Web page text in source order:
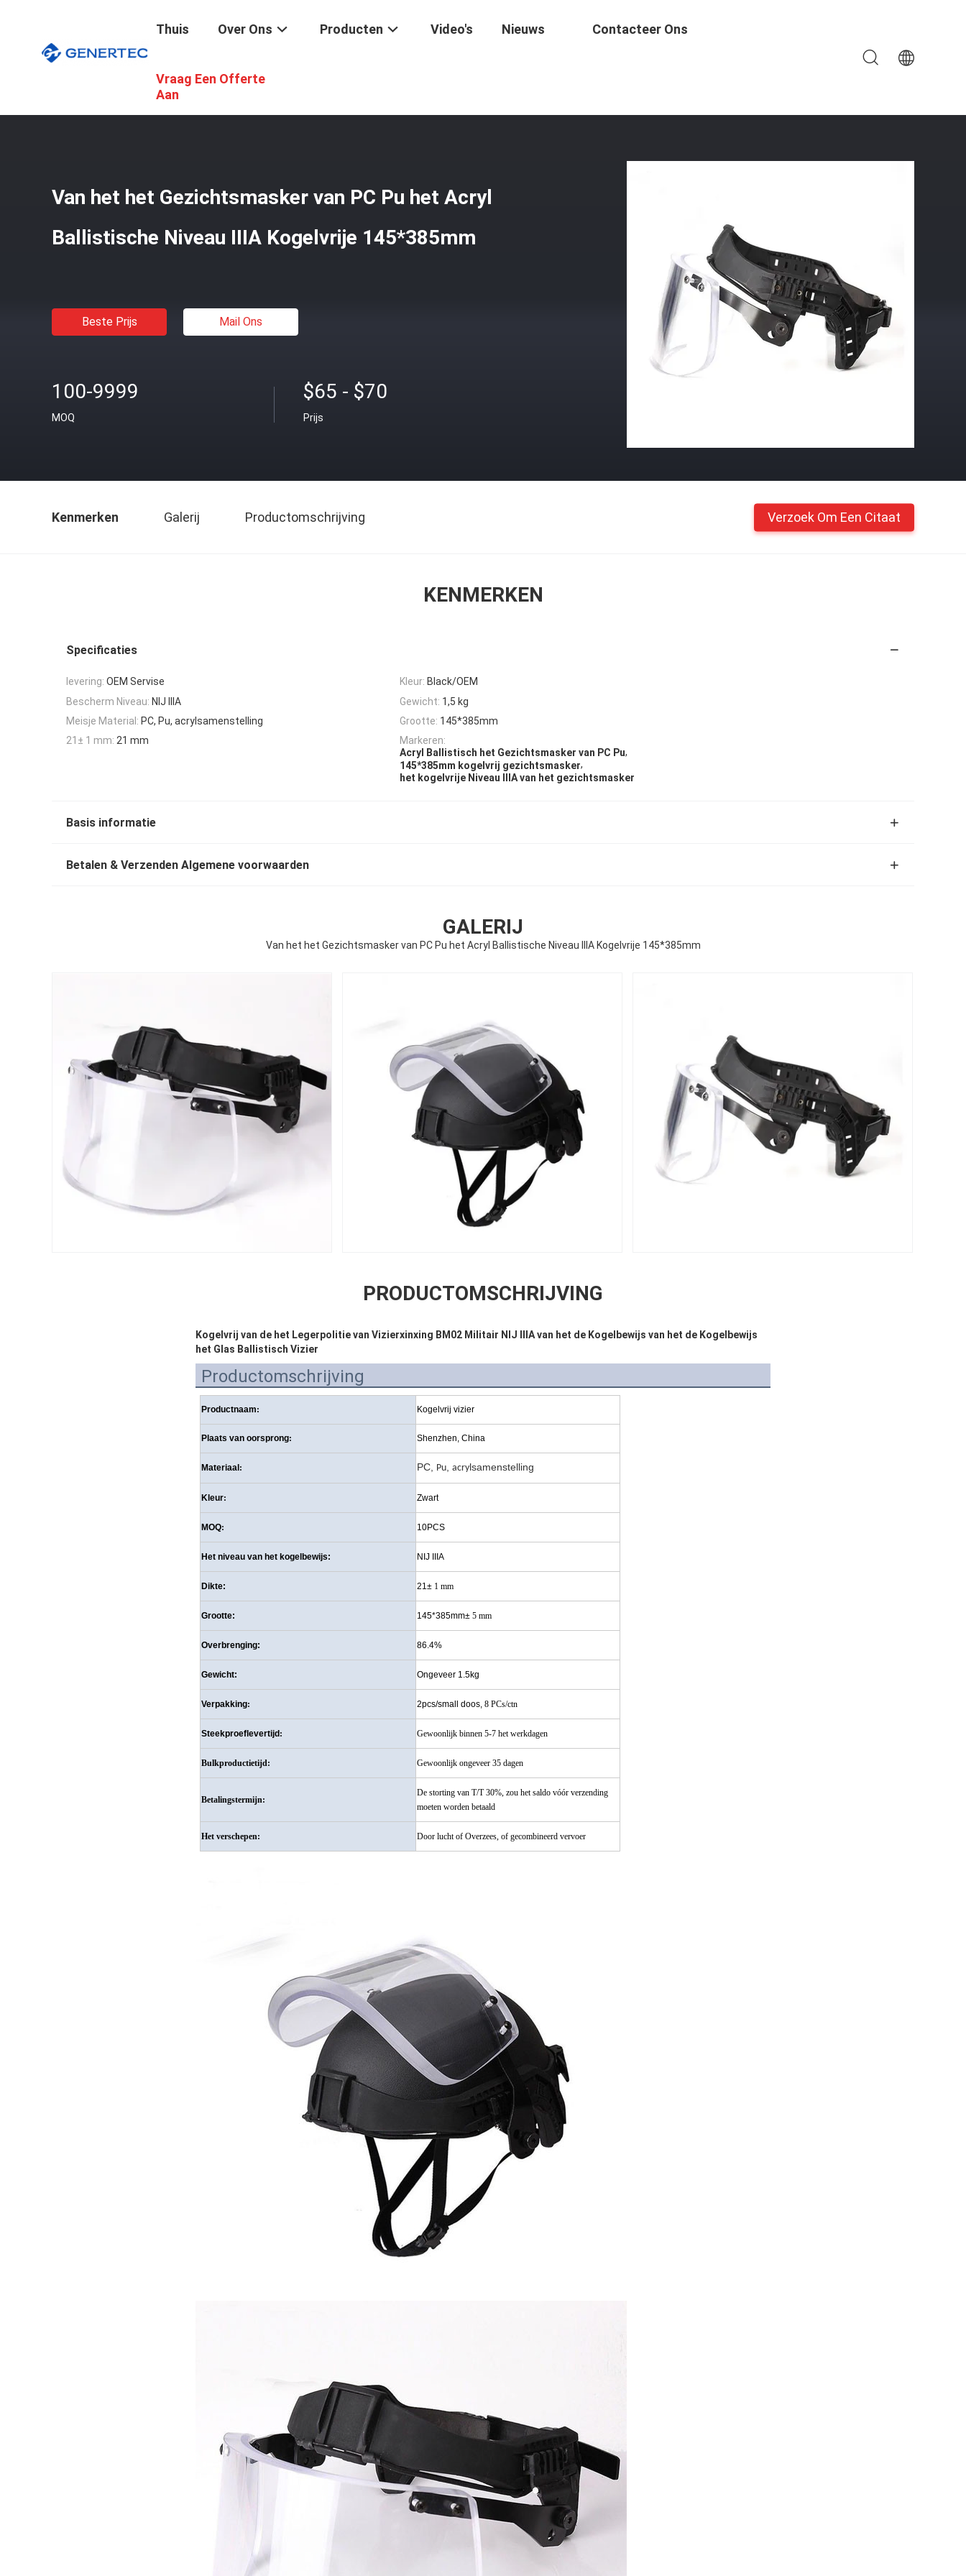
Thuis Over Ons Producten Video's Nieuws Contacteer Ons
Vraag Een Offerte
Aan
Kogelvrij Materiaal / Van Het Het Gezichtsmasker Van PC Pu Het Acryl Ballistische Niveau IIIA Kogelvrije 145*385mm
Van het het Gezichtsmasker van PC Pu het Acryl
Ballistische Niveau IIIA Kogelvrije 145*385mm
Beste Prijs Mail Ons
100-9999
MOQ
$65 - $70
Prijs
Kenmerken Galerij Productomschrijving Verzoek Om Een Citaat
KENMERKEN
Specificaties
levering: OEM Servise Kleur: Black/OEM
Bescherm Niveau: NIJ IIIA Gewicht: 1,5 kg
Meisje Material: PC, Pu, acrylsamenstelling Grootte: 145*385mm
21± 1 mm: 21 mm
Markeren:
Acryl Ballistisch het Gezichtsmasker van PC Pu,
145*385mm kogelvrij gezichtsmasker,
het kogelvrije Niveau IIIA van het gezichtsmasker
Basis informatie
Betalen & Verzenden Algemene voorwaarden
GALERIJ
Van het het Gezichtsmasker van PC Pu het Acryl Ballistische Niveau IIIA Kogelvrije 145*385mm
PRODUCTOMSCHRIJVING
Kogelvrij van de het Legerpolitie van Vizierxinxing BM02 Militair NIJ IIIA van het de Kogelbewijs van het de Kogelbewijs
het Glas Ballistisch Vizier
Productomschrijving
Productnaam: Kogelvrij vizier
Plaats van oorsprong: Shenzhen, China
Materiaal : PC, Pu ,acrylsamenstelling
Kleur: Zwart
MOQ: 10PCS
Het niveau van het kogelbewijs: NIJ IIIA
Dikte: 21± 1 mm
Grootte: 145*385mm± 5 mm
Overbrenging: 86.4%
Gewicht: Ongeveer 1.5kg
Verpakking: 2pcs/small doos,8 PCs/ctn
Steekproeflevertijd : Gewoonlijk binnen 5-7 het werkdagen
Bulkproductietijd: Gewoonlijk ongeveer 35 dagen
Betalingstermijn:
De storting van T/T 30%, zou het saldo vóór verzending
moeten worden betaald
Het verschepen: Door lucht of Overzees, of gecombineerd vervoer